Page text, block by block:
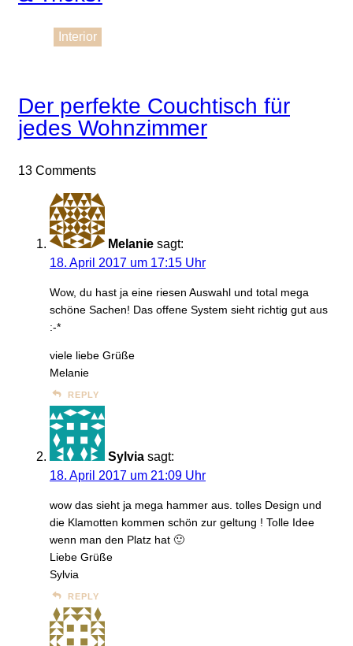
Interior
Der perfekte Couchtisch für
jedes Wohnzimmer
13 Comments
Melanie sagt:
18. April 2017 um 17:15 Uhr
Wow, du hast ja eine riesen Auswahl und total mega
schöne Sachen! Das offene System sieht richtig gut aus
:-*
viele liebe Grüße
Melanie
REPLY
Sylvia sagt:
18. April 2017 um 21:09 Uhr
wow das sieht ja mega hammer aus. tolles Design und
die Klamotten kommen schön zur geltung ! Tolle Idee
wenn man den Platz hat 🙂
Liebe Grüße
Sylvia
REPLY